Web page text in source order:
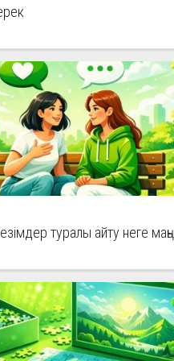
туралы айту неге